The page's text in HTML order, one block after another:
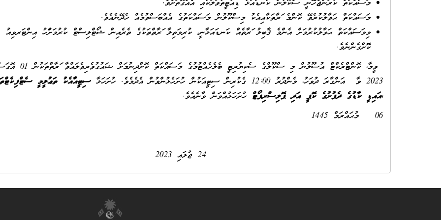
މަސައްކަތް ކުރަންޖެހޭނީ ސްކޫލުން ކަނޑައަޅާ ޑިއުޓީތާވަލަކާއި އެއްގޮތަށެވެ.
މަސައްކަތް ޙަވާލުކުރެވޭ ކޮންމެ ފަރާތަކާއިއެކު މިސްކޫލުން މަސައްކަތުގެ އެއްބަސްވުމެއް ހެދޭނެއެވެ.
މިމަސައްކަތް ޙަވާލުކުރުމަށް އެންމެ ޤާބިލު ފަރާތެއް ކަނޑައަޅާނީ، ކުރިމަތިލާ ފަރާތްތަކުގެ ތެރެއިން ޝޯޓްލިސްޓް ކުރުމަށްފަހު އިންޓަރވިއު
ކޮށްގެންނެވެ.
ވީމާ، ކޮންޓްރެކްޓް އުސޫލުން މި ސްކޫލްގެ ސެކިޔުރިޓީ ބެލެހެއްޓުމުގެ
2023 ވާ އަންގާރަ ދުވަހު، މެންދުރު 12:00 ގެކުރިން ސިޓީއަކުން ހުށަހެޅުންވުން އެދެމެވެ. ހުށަހަޅާ
ސިޓީއާއެކު ތަޢުލީމީ
،އައިޑީ ކާޑުގެ ދެފުށުގެ ކޮޕީ އަދި ޕޮލިސްރިޕޯޓް ހުށަހަޅުއްވަން ވާނެއެވެ.
06 މުޙައްރަމް 1445
24 ޖުލައި 2023